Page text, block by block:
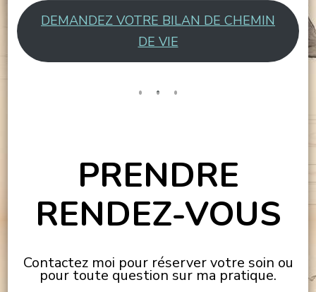
DEMANDEZ VOTRE BILAN DE CHEMIN
DE VIE
PRENDRE
RENDEZ-VOUS
Contactez moi pour réserver votre soin ou
pour toute question sur ma pratique.